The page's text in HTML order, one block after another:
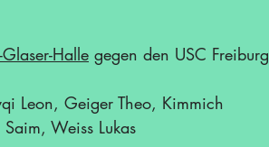
Glaser-Halle gegen den USC Freiburg
Leon, Geiger Theo, Kimmich
Weiss Lukas